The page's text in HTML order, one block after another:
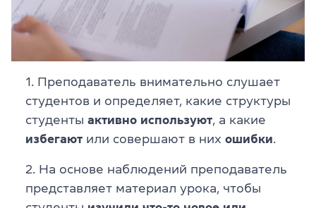
Преподаватель внимательно слушает
студентов и определяет, какие структуры
студенты активно используют, а какие
избегают или совершают в них ошибки.
На основе наблюдений преподаватель
представляет материал урока, чтобы